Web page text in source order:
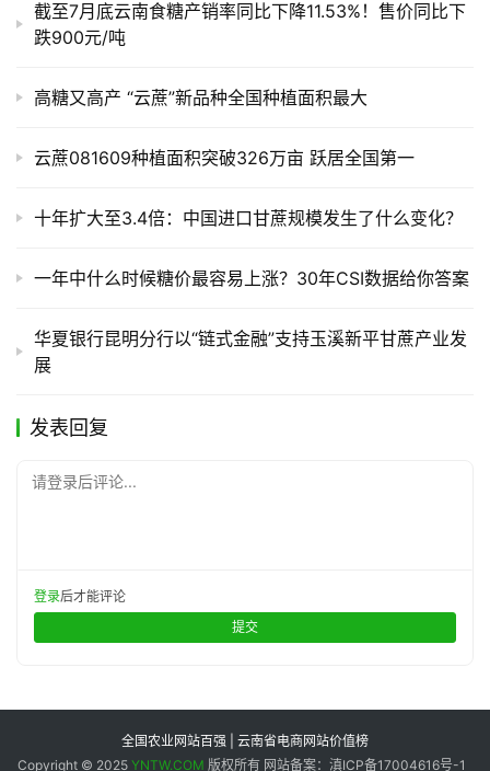
截至7月底云南食糖产销率同比下降11.53%！售价同比下
跌900元/吨
高糖又高产 “云蔗”新品种全国种植面积最大
云蔗081609种植面积突破326万亩 跃居全国第一
十年扩大至3.4倍：中国进口甘蔗规模发生了什么变化？
一年中什么时候糖价最容易上涨？30年CSI数据给你答案
华夏银行昆明分行以“链式金融”支持玉溪新平甘蔗产业发
展
发表回复
请登录后评论...
登录后才能评论
提交
全国农业网站百强 | 云南省电商网站价值榜
Copyright © 2025 YNTW.COM 版权所有 网站备案：滇ICP备17004616号-1